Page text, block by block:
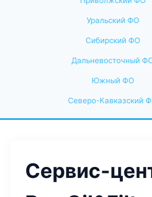
Уральский ФО
Сибирский ФО
Дальневосточный
Южный ФО
Северо-Кавказский
Сервис-